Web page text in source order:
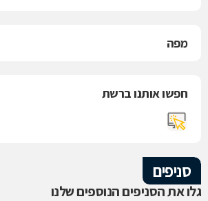
מפה
חפשו אותנו ברשת
סניפים
גלו את הסניפים הנוספים שלנו